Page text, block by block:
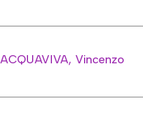
ACQUAVIVA, Vincenzo